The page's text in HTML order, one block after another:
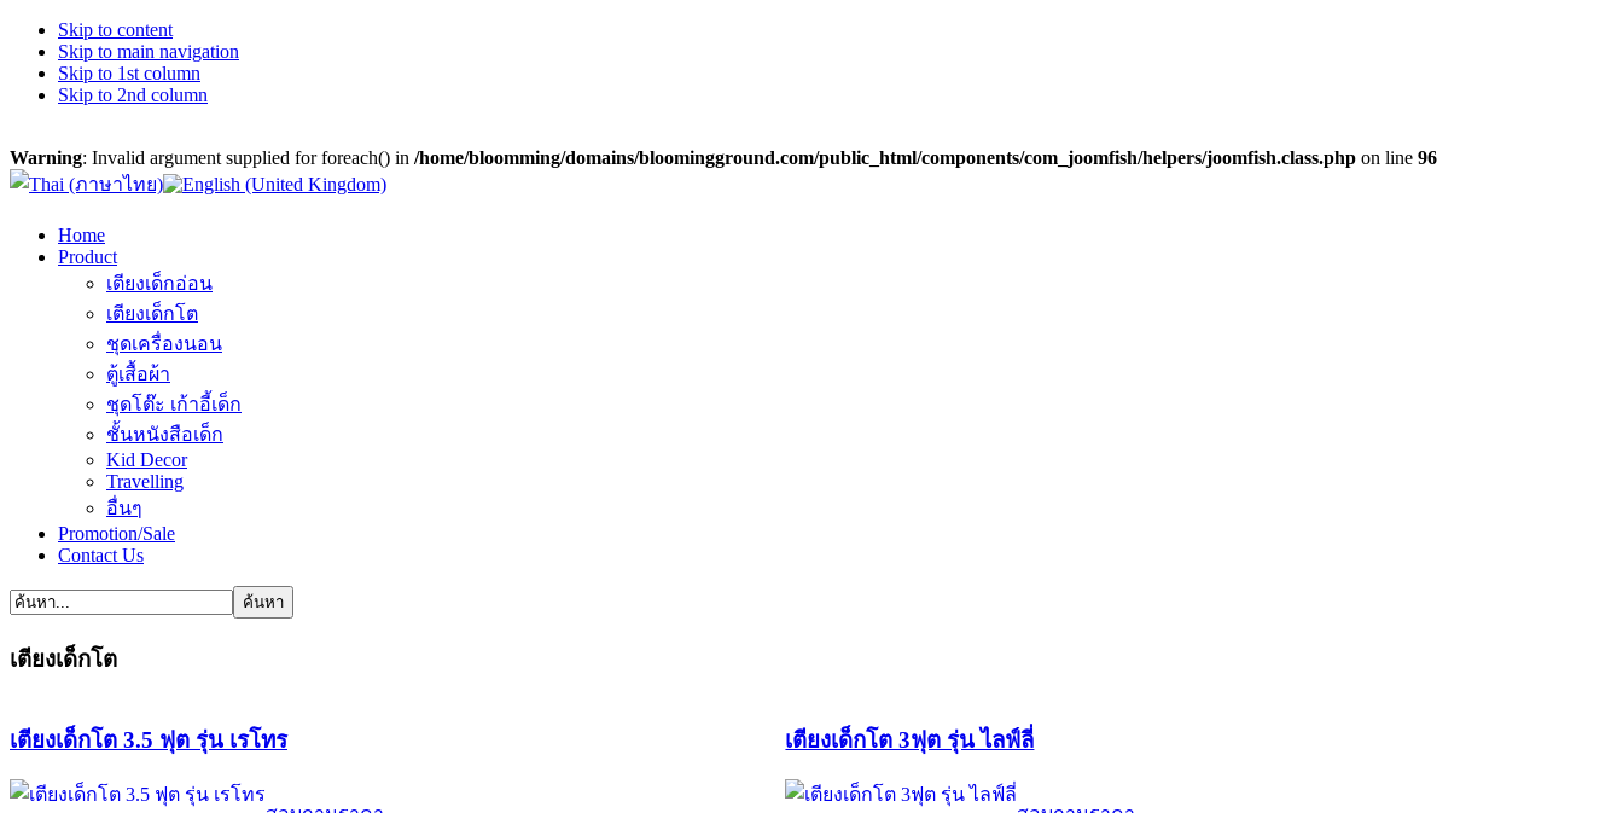
Skip to content
Skip to main navigation
Skip to 1st column
Skip to 2nd column
Warning: Invalid argument supplied for foreach() in /home/bloomming/domains/bloomingground.com/public_html/components/com_joomfish/helpers/joomfish.class.php on line 96
Home
Product
เตียงเด็กอ่อน
เตียงเด็กโต
ชุดเครื่องนอน
ตู้เสื้อผ้า
ชุดโต๊ะ เก้าอี้เด็ก
ชั้นหนังสือเด็ก
Kid Decor
Travelling
อื่นๆ
Promotion/Sale
Contact Us
เตียงเด็กโต
เตียงเด็กโต 3.5 ฟุต รุ่น เรโทร เตียงเด็กโต 3ฟุต รุ่น ไลฟ์ลี่